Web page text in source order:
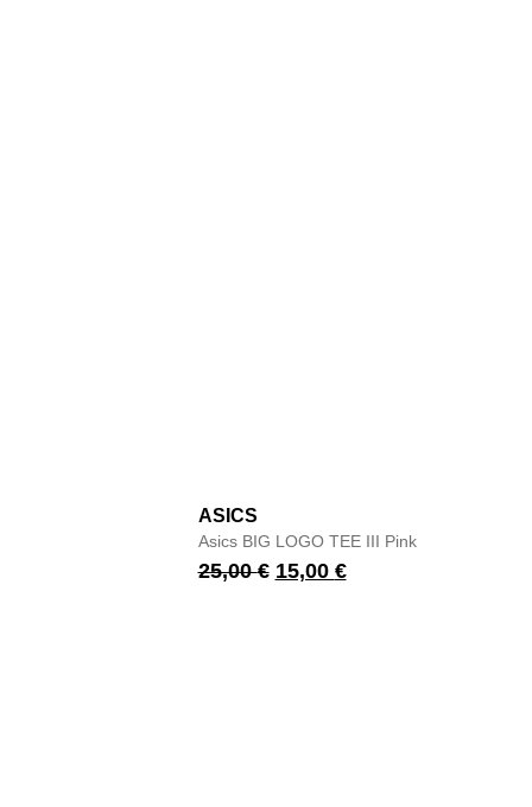
ASICS
Asics BIG LOGO TEE III Pink
25,00€ 15,00 €